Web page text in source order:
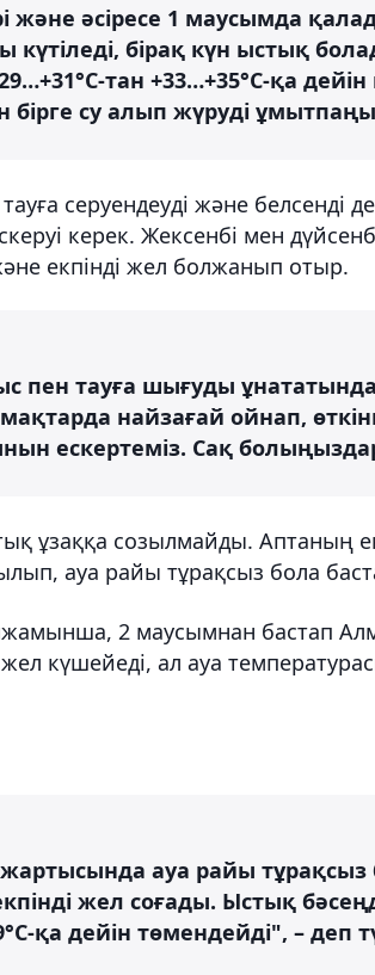
және әсіресе 1 маусымда
бірақ күн ыстық
тан +33…+35°С-қа
бірге су алып жүруді
серуендеуді және белсенді
керек. Жексенбі мен
екпінді жел болжанып отыр.
пен тауға шығуды
найзағай ойнап,
ескертеміз. Сақ
ұзаққа созылмайды. Аптаның
ауа райы тұрақсыз бола
2 маусымнан бастап
күшейеді, ал ауа
ауа райы
жел соғады. Ыстық
қа дейін төмендейді", – деп